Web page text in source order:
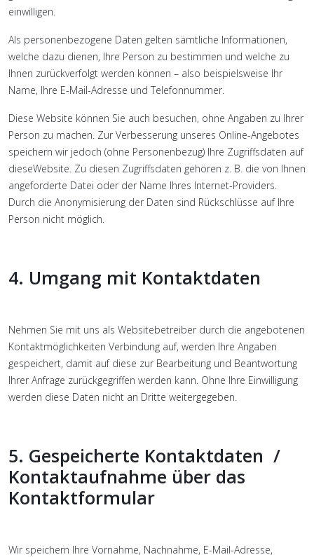
einwilligen.
Als personenbezogene Daten gelten sämtliche Informationen,
welche dazu dienen, Ihre Person zu bestimmen und welche zu
Ihnen zurückverfolgt werden können – also beispielsweise Ihr
Name, Ihre E-Mail-Adresse und Telefonnummer.
Diese Website können Sie auch besuchen, ohne Angaben zu Ihrer
Person zu machen. Zur Verbesserung unseres Online-Angebotes
speichern wir jedoch (ohne Personenbezug) Ihre Zugriffsdaten auf
dieseWebsite. Zu diesen Zugriffsdaten gehören z. B. die von Ihnen
angeforderte Datei oder der Name Ihres Internet-Providers.
Durch die Anonymisierung der Daten sind Rückschlüsse auf Ihre
Person nicht möglich.
4. Umgang mit Kontaktdaten
Nehmen Sie mit uns als Websitebetreiber durch die angebotenen
Kontaktmöglichkeiten Verbindung auf, werden Ihre Angaben
gespeichert, damit auf diese zur Bearbeitung und Beantwortung
Ihrer Anfrage zurückgegriffen werden kann. Ohne Ihre Einwilligung
werden diese Daten nicht an Dritte weitergegeben.
5. Gespeicherte Kontaktdaten /
Kontaktaufnahme über das
Kontaktformular
Wir speichern Ihre Vornahme, Nachnahme, E-Mail-Adresse,